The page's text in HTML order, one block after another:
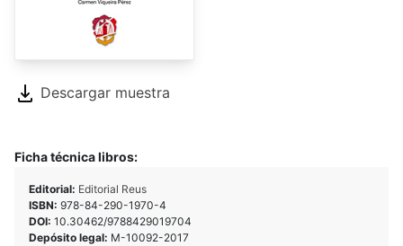
Descargar muestra
Ficha técnica libros:
Editorial: Editorial Reus
ISBN: 978-84-290-1970-4
DOI: 10.30462/9788429019704
Depósito legal: M-10092-2017